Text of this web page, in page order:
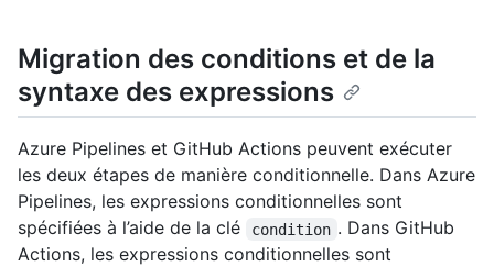
Migration des conditions et de la
syntaxe des expressions
Azure Pipelines et GitHub Actions peuvent exécuter
les deux étapes de manière conditionnelle. Dans Azure
Pipelines, les expressions conditionnelles sont
spécifiées à l’aide de la clé
condition . Dans GitHub
Actions, les expressions conditionnelles sont